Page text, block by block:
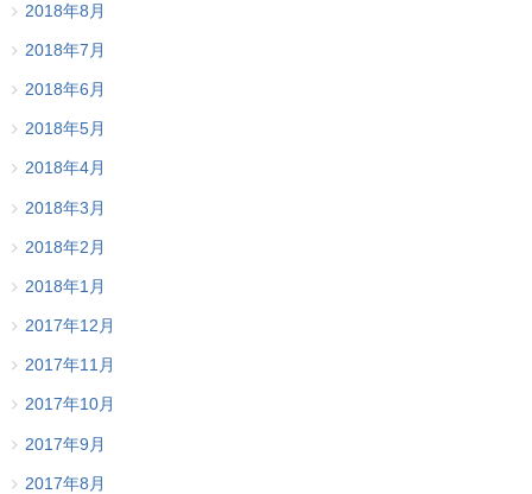
2018年8月
2018年7月
2018年6月
2018年5月
2018年4月
2018年3月
2018年2月
2018年1月
2017年12月
2017年11月
2017年10月
2017年9月
2017年8月